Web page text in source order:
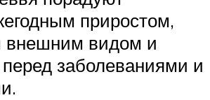
приростом,
видом и
заболеваниями и